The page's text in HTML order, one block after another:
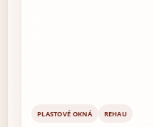
PLASTOVÉ OKNÁ REHAU